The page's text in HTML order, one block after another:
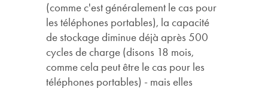
(comme c'est généralement le cas pour
les téléphones portables), la capacité
de stockage diminue déjà après 500
cycles de charge (disons 18 mois,
comme cela peut être le cas pour les
téléphones portables) - mais elles